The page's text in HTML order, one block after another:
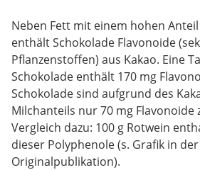
Neben Fett mit einem hohen
enthält Schokolade Flavonoide
Pflanzenstoffen) aus Kakao. Eine
Schokolade enthält 170 mg
Schokolade sind aufgrund des
Milchanteils nur 70 mg Flavonoide
Vergleich dazu: 100 g Rotwein
dieser Polyphenole (s. Grafik in der
Originalpublikation).